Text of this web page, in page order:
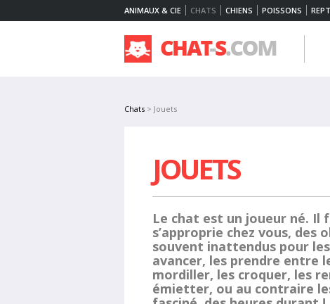
ANIMAUX & CIE CHATS CHIENS POISSONS
Chats > Jouets
JOUETS
Le chat est un joueur né.
s’approprie chez vous, des
souvent inattendus pour
avancer, les prendre entre
mordiller, les croquer, les
émietter, ou au contraire